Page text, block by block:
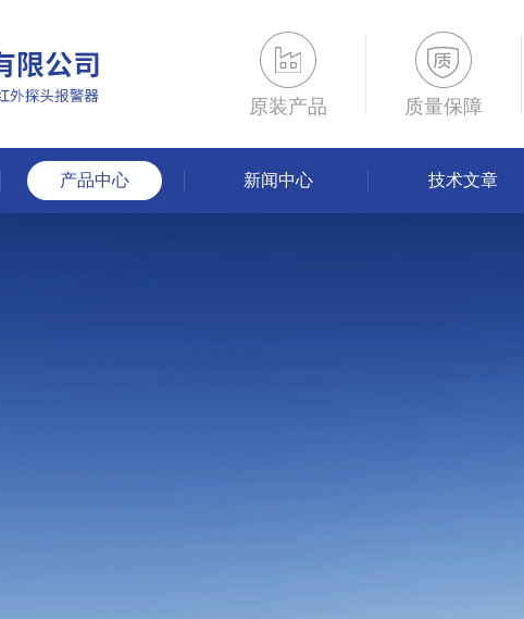
原装产品 质量保障
产品中心 新闻中心 技术文章